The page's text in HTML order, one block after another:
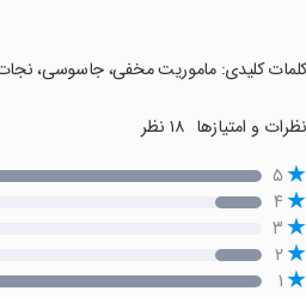
‏کلمات کلیدی: ماموریت مخفی، جاسوسی،
نظرات و امتیازها
۵
۴
۳
۲
۱